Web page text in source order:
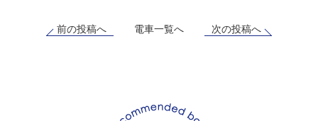
前の投稿へ 電車一覧へ 次の投稿へ